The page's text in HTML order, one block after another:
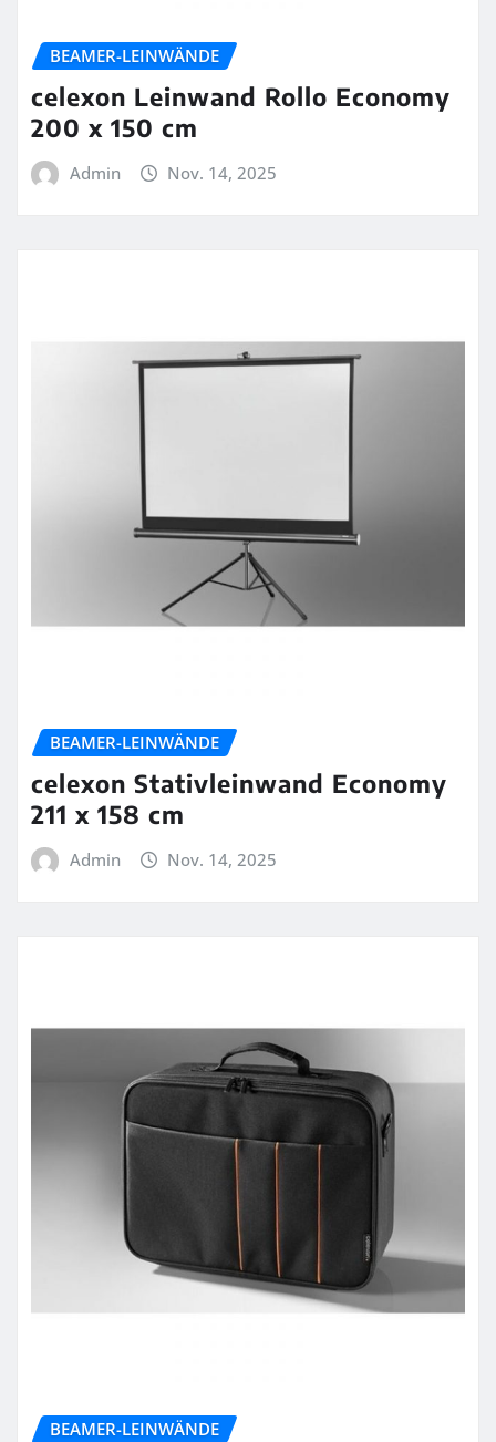
BEAMER-LEINWÄNDE
celexon Leinwand Rollo Economy
200 x 150 cm
Admin Nov. 14, 2025
BEAMER-LEINWÄNDE
celexon Stativleinwand Economy
211 x 158 cm
Admin Nov. 14, 2025
BEAMER-LEINWÄNDE